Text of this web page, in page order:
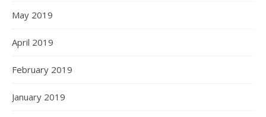
May 2019
April 2019
February 2019
January 2019